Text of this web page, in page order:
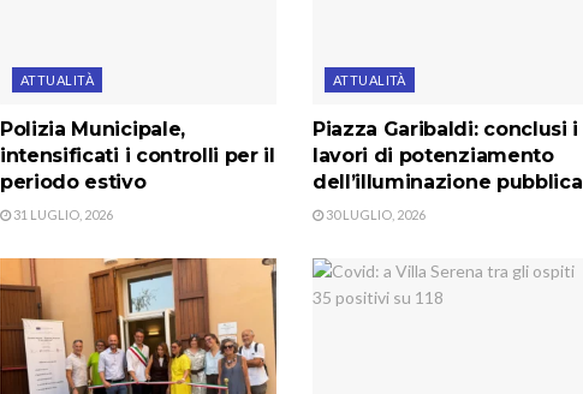
ATTUALITÀ
Polizia Municipale,
intensificati i controlli per il
periodo estivo
31 LUGLIO, 2026
ATTUALITÀ
Piazza Garibaldi: conclusi i
lavori di potenziamento
dell’illuminazione pubblica
30 LUGLIO, 2026